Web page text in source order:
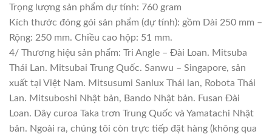
Trọng lượng sản phẩm dự tính: 760 gram
Kích thước đóng gói sản phẩm (dự tính): gồm Dài 250 mm –
Rộng: 250 mm. Chiều cao hộp: 51 mm.
4/ Thương hiệu sản phẩm: Tri Angle – Đài Loan. Mitsuba
Thái Lan. Mitsubai Trung Quốc. Sanwu – Singapore, sản
xuất tại Việt Nam. Mitsusumi Sanlux Thái lan, Robota Thái
Lan. Mitsuboshi Nhật bản, Bando Nhật bản. Fusan Đài
Loan. Dây curoa Taka trơn Trung Quốc và Yamatachi Nhật
bản. Ngoài ra, chúng tôi còn trực tiếp đặt hàng (không qua